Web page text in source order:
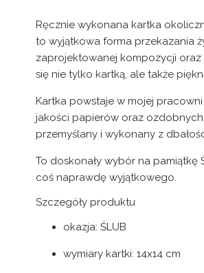
Ręcznie wykonana kartka
to wyjątkowa forma przekazania
zaprojektowanej kompozycji
się nie tylko kartką, ale także
Kartka powstaje w mojej
jakości papierów oraz
przemyślany i wykonany z
To doskonały wybór na
coś naprawdę wyjątkowego.
Szczegóły produktu
okazja: ŚLUB
wymiary kartki: 14x14 cm